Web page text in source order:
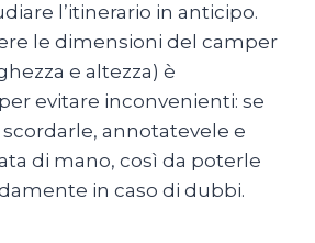
l’itinerario in anticipo.
le dimensioni del camper
e altezza) è
evitare inconvenienti: se
annotatevele e
di mano, così da poterle
in caso di dubbi.